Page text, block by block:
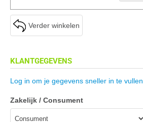
Verder winkelen
KLANTGEGEVENS
Log in om je gegevens sneller in te vullen
Zakelijk / Consument